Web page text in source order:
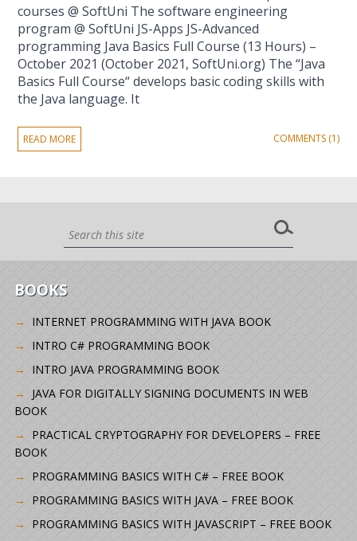
courses @ SoftUni The software engineering
program @ SoftUni JS-Apps JS-Advanced
programming Java Basics Full Course (13 Hours) –
October 2021 (October 2021, SoftUni.org) The “Java
Basics Full Course“ develops basic coding skills with
the Java language. It
READ MORE COMMENTS (1)
BOOKS
INTERNET PROGRAMMING WITH JAVA BOOK
INTRO C# PROGRAMMING BOOK
INTRO JAVA PROGRAMMING BOOK
JAVA FOR DIGITALLY SIGNING DOCUMENTS IN WEB
BOOK
PRACTICAL CRYPTOGRAPHY FOR DEVELOPERS – FREE
BOOK
PROGRAMMING BASICS WITH C# – FREE BOOK
PROGRAMMING BASICS WITH JAVA – FREE BOOK
PROGRAMMING BASICS WITH JAVASCRIPT – FREE BOOK